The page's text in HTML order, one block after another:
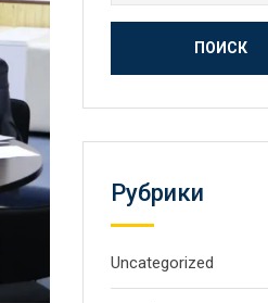
Рубрики
Uncategorized